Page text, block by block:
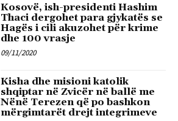
Kosovë, ish-presidenti Hashim
Thaci dergohet para gjykatës se
Hagës i cili akuzohet për krime
dhe 100 vrasje
09/11/2020
Kisha dhe misioni katolik
shqiptar në Zvicër në ballë me
Nënë Terezen që po bashkon
mërgimtarët drejt integrimeve